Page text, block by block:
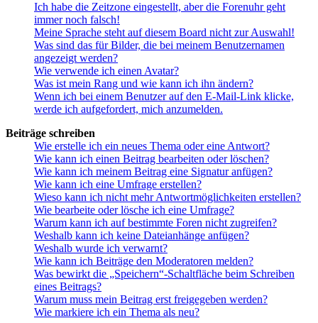
Ich habe die Zeitzone eingestellt, aber die Forenuhr geht
immer noch falsch!
Meine Sprache steht auf diesem Board nicht zur Auswahl!
Was sind das für Bilder, die bei meinem Benutzernamen
angezeigt werden?
Wie verwende ich einen Avatar?
Was ist mein Rang und wie kann ich ihn ändern?
Wenn ich bei einem Benutzer auf den E-Mail-Link klicke,
werde ich aufgefordert, mich anzumelden.
Beiträge schreiben
Wie erstelle ich ein neues Thema oder eine Antwort?
Wie kann ich einen Beitrag bearbeiten oder löschen?
Wie kann ich meinem Beitrag eine Signatur anfügen?
Wie kann ich eine Umfrage erstellen?
Wieso kann ich nicht mehr Antwortmöglichkeiten erstellen?
Wie bearbeite oder lösche ich eine Umfrage?
Warum kann ich auf bestimmte Foren nicht zugreifen?
Weshalb kann ich keine Dateianhänge anfügen?
Weshalb wurde ich verwarnt?
Wie kann ich Beiträge den Moderatoren melden?
Was bewirkt die „Speichern“-Schaltfläche beim Schreiben
eines Beitrags?
Warum muss mein Beitrag erst freigegeben werden?
Wie markiere ich ein Thema als neu?